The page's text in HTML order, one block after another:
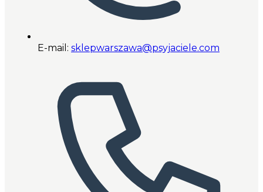
E-mail: sklepwarszawa@psyjaciele.com